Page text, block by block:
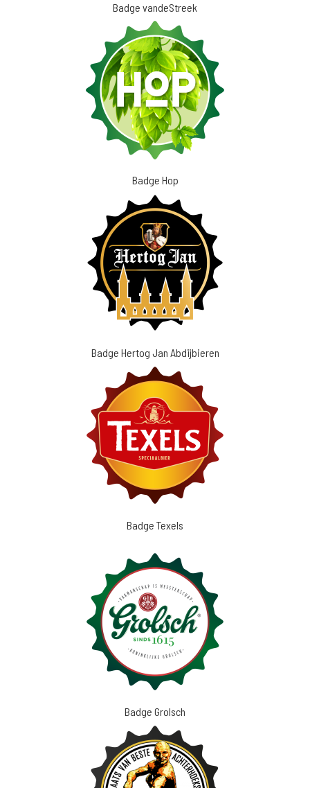
Badge vandeStreek
Badge Hop
Badge Hertog Jan Abdijbieren
Badge Texels
Badge Grolsch